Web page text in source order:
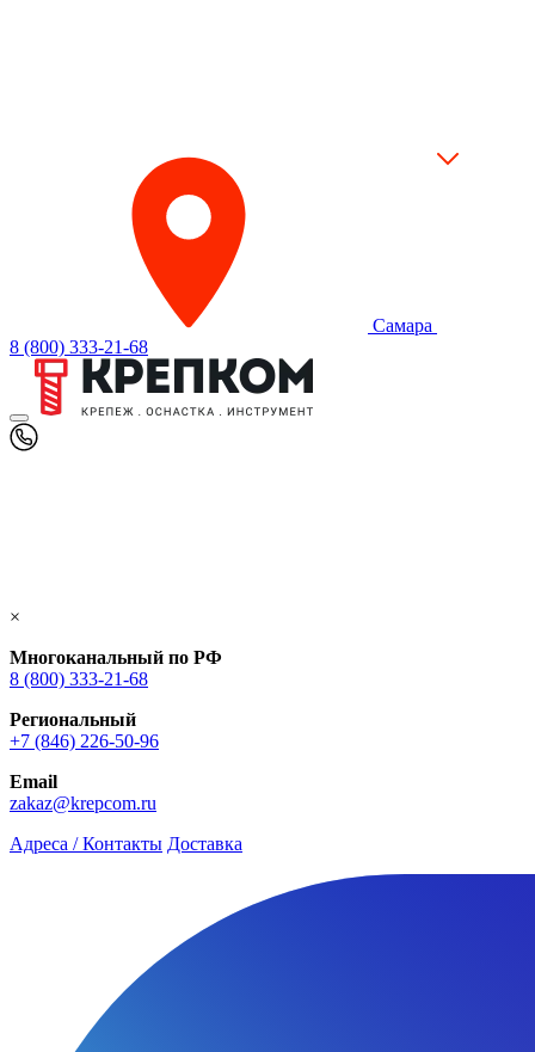
Самара
8 (800) 333-21-68
×
Многоканальный по РФ
8 (800) 333‑21-68
Региональный
+7 (846) 226-50-96
Email
zakaz@krepcom.ru
Адреса / Контакты Доставка